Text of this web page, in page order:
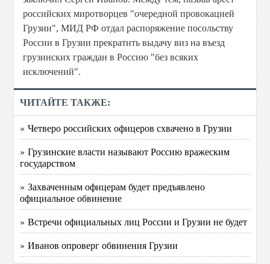
российских миротворцев "очередной провокацией
Грузии", МИД РФ отдал распоряжение посольству
России в Грузии прекратить выдачу виз на въезд
грузинских граждан в Россию "без всяких
исключений".
ЧИТАЙТЕ ТАКЖЕ:
» Четверо российских офицеров схвачено в Грузии
» Грузинские власти называют Россию вражеским
государством
» Захваченным офицерам будет предъявлено
официальное обвинение
» Встречи официальных лиц России и Грузии не будет
» Иванов опроверг обвинения Грузии